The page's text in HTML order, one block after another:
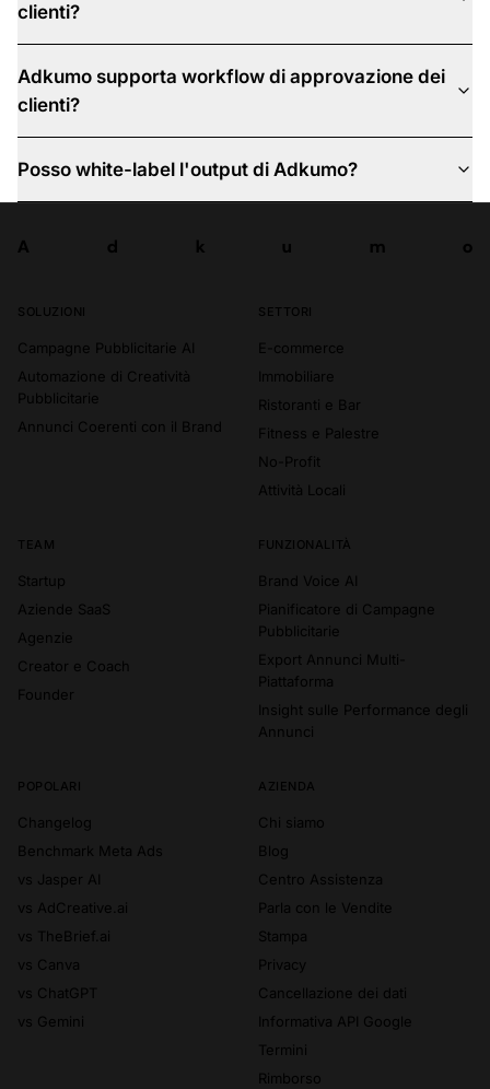
clienti?
Adkumo supporta workflow di approvazione dei
clienti?
Posso white-label l'output di Adkumo?
A d k u m
o
SOLUZIONI
Campagne Pubblicitarie AI
Automazione di Creatività
Pubblicitarie
Annunci Coerenti con il Brand
SETTORI
E-commerce
Immobiliare
Ristoranti e Bar
Fitness e Palestre
No-Profit
Attività Locali
TEAM
Startup
Aziende SaaS
Agenzie
Creator e Coach
Founder
FUNZIONALITÀ
Brand Voice AI
Pianificatore di Campagne
Pubblicitarie
Export Annunci Multi-
Piattaforma
Insight sulle Performance degli
Annunci
POPOLARI
Changelog
Benchmark Meta Ads
vs Jasper AI
vs AdCreative.ai
vs TheBrief.ai
vs Canva
vs ChatGPT
vs Gemini
AZIENDA
Chi siamo
Blog
Centro Assistenza
Parla con le Vendite
Stampa
Privacy
Cancellazione dei dati
Informativa API Google
Termini
Rimborso